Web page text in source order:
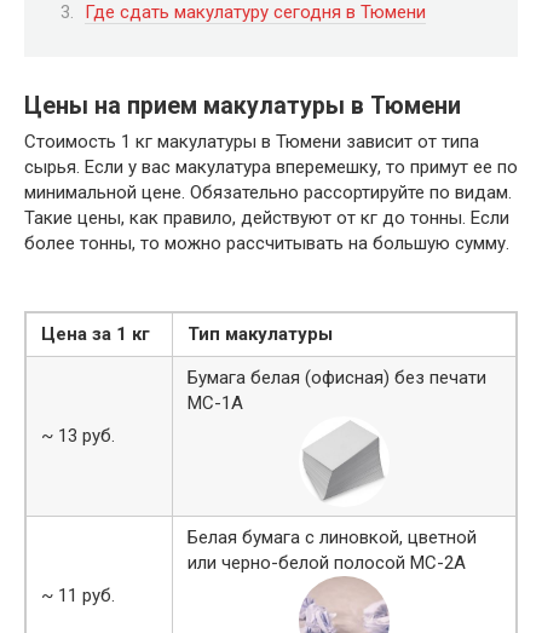
Где сдать макулатуру сегодня в Тюмени
Цены на прием макулатуры в Тюмени
Стоимость 1 кг макулатуры в Тюмени зависит от типа
сырья. Если у вас макулатура вперемешку, то примут ее по
минимальной цене. Обязательно рассортируйте по видам.
Такие цены, как правило, действуют от кг до тонны. Если
более тонны, то можно рассчитывать на большую сумму.
Цена за 1 кг Тип макулатуры
~ 13 руб.
Бумага белая (офисная) без печати
МС-1А
~ 11 руб.
Белая бумага с линовкой, цветной
или черно-белой полосой МС-2А